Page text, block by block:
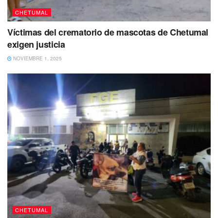
“En el Reglamento de la Ley de
Movilidad en el artículo 298 en su
párrafo segundo nos indica, que el
Instituto podrá proponer tarifas en
cualquier momento, por causas
CHETUMAL
Víctimas del crematorio de mascotas de Chetumal
exigen justicia
NOVIEMBRE 1, 2025
CHETUMAL